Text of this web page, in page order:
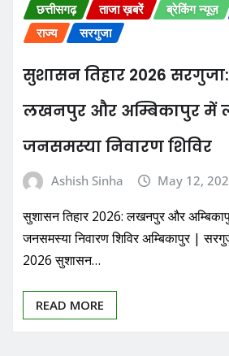
छत्तीसगढ़ ताजा ख़बरें ब्रेकिंग न्यूज़
राज्य
सरगुजा
सुशासन तिहार 2026
लखनपुर और अम्बिकापुर में
जनसमस्या निवारण शिविर
Ashish Sinha May 12,
सुशासन तिहार 2026: लखनपुर और
जनसमस्या निवारण शिविर अम्बिकापुर |
2026 सुशासन…
READ MORE